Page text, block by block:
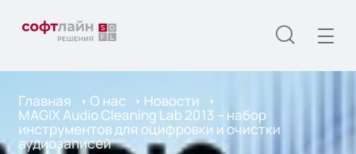
Главная О нас Новости
MAGIX Audio Cleaning Lab 2013 – набор
инструментов для оцифровки и очистки
аудиозаписей